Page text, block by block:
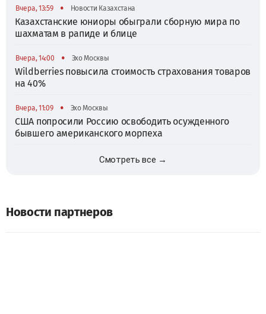
Вчера, 13:59 • Новости Казахстана
Казахстанские юниоры обыграли сборную мира по
шахматам в рапиде и блице
Вчера, 14:00 • Эхо Москвы
Wildberries повысила стоимость страхования товаров
на 40%
Вчера, 11:09 • Эхо Москвы
США попросили Россию освободить осужденного
бывшего американского морпеха
Смотреть все →
Новости партнеров